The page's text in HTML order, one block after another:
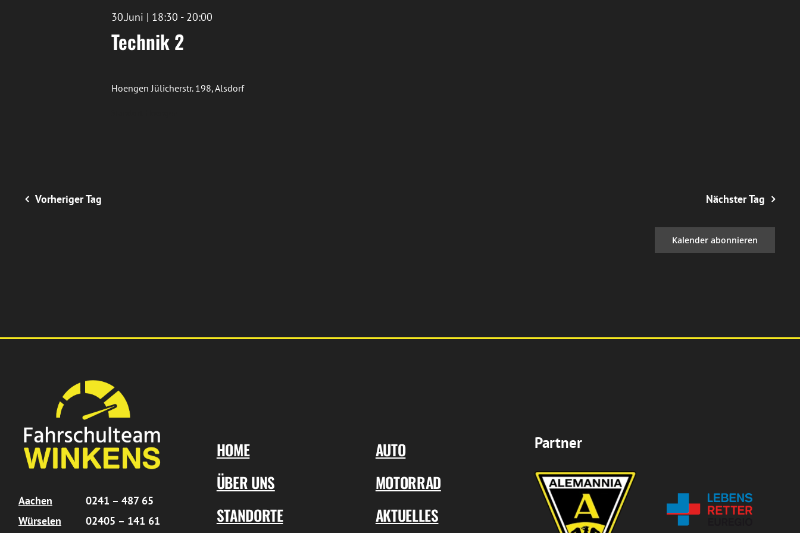
Technik 2
30.Juni | 18:30 - 20:00
HoengenJülicherstr. 198, Alsdorf
Vorheriger Tag Nächster Tag
Kalender abonnieren
Aachen
0241 – 487 65
Würselen
02405 – 141 61
HOME
ÜBER UNS
STANDORTE
AUTO
MOTORRAD
AKTUELLES
Partner